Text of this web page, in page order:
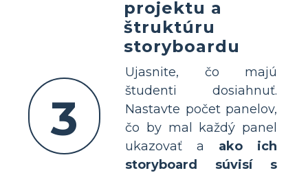
3
projektu a
štruktúru
storyboardu
Ujasnite, čo majú
študenti dosiahnuť.
Nastavte počet panelov,
čo by mal každý panel
ukazovať a ako ich
storyboard súvisí s